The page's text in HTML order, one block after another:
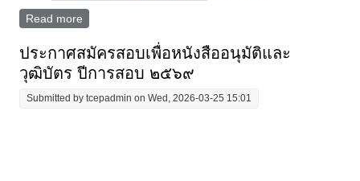
Read more
ประจำปีการฝึกอบรม 2569 รอบที่ 2
ประกาศสมัครสอบเพื่อหนังสืออนุมัติและ
วุฒิบัตร ปีการสอบ ๒๕๖๙
Submitted bytcepadmin on Wed, 2026-03-25 15:01